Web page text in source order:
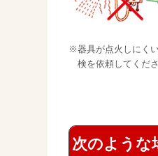
※器具が点火しにく
検を依頼してくだ
次のような